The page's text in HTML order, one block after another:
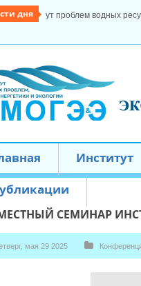
дня
Ввод в эксплуатацию
Институт
СЕМИНАР
мая 29 2025